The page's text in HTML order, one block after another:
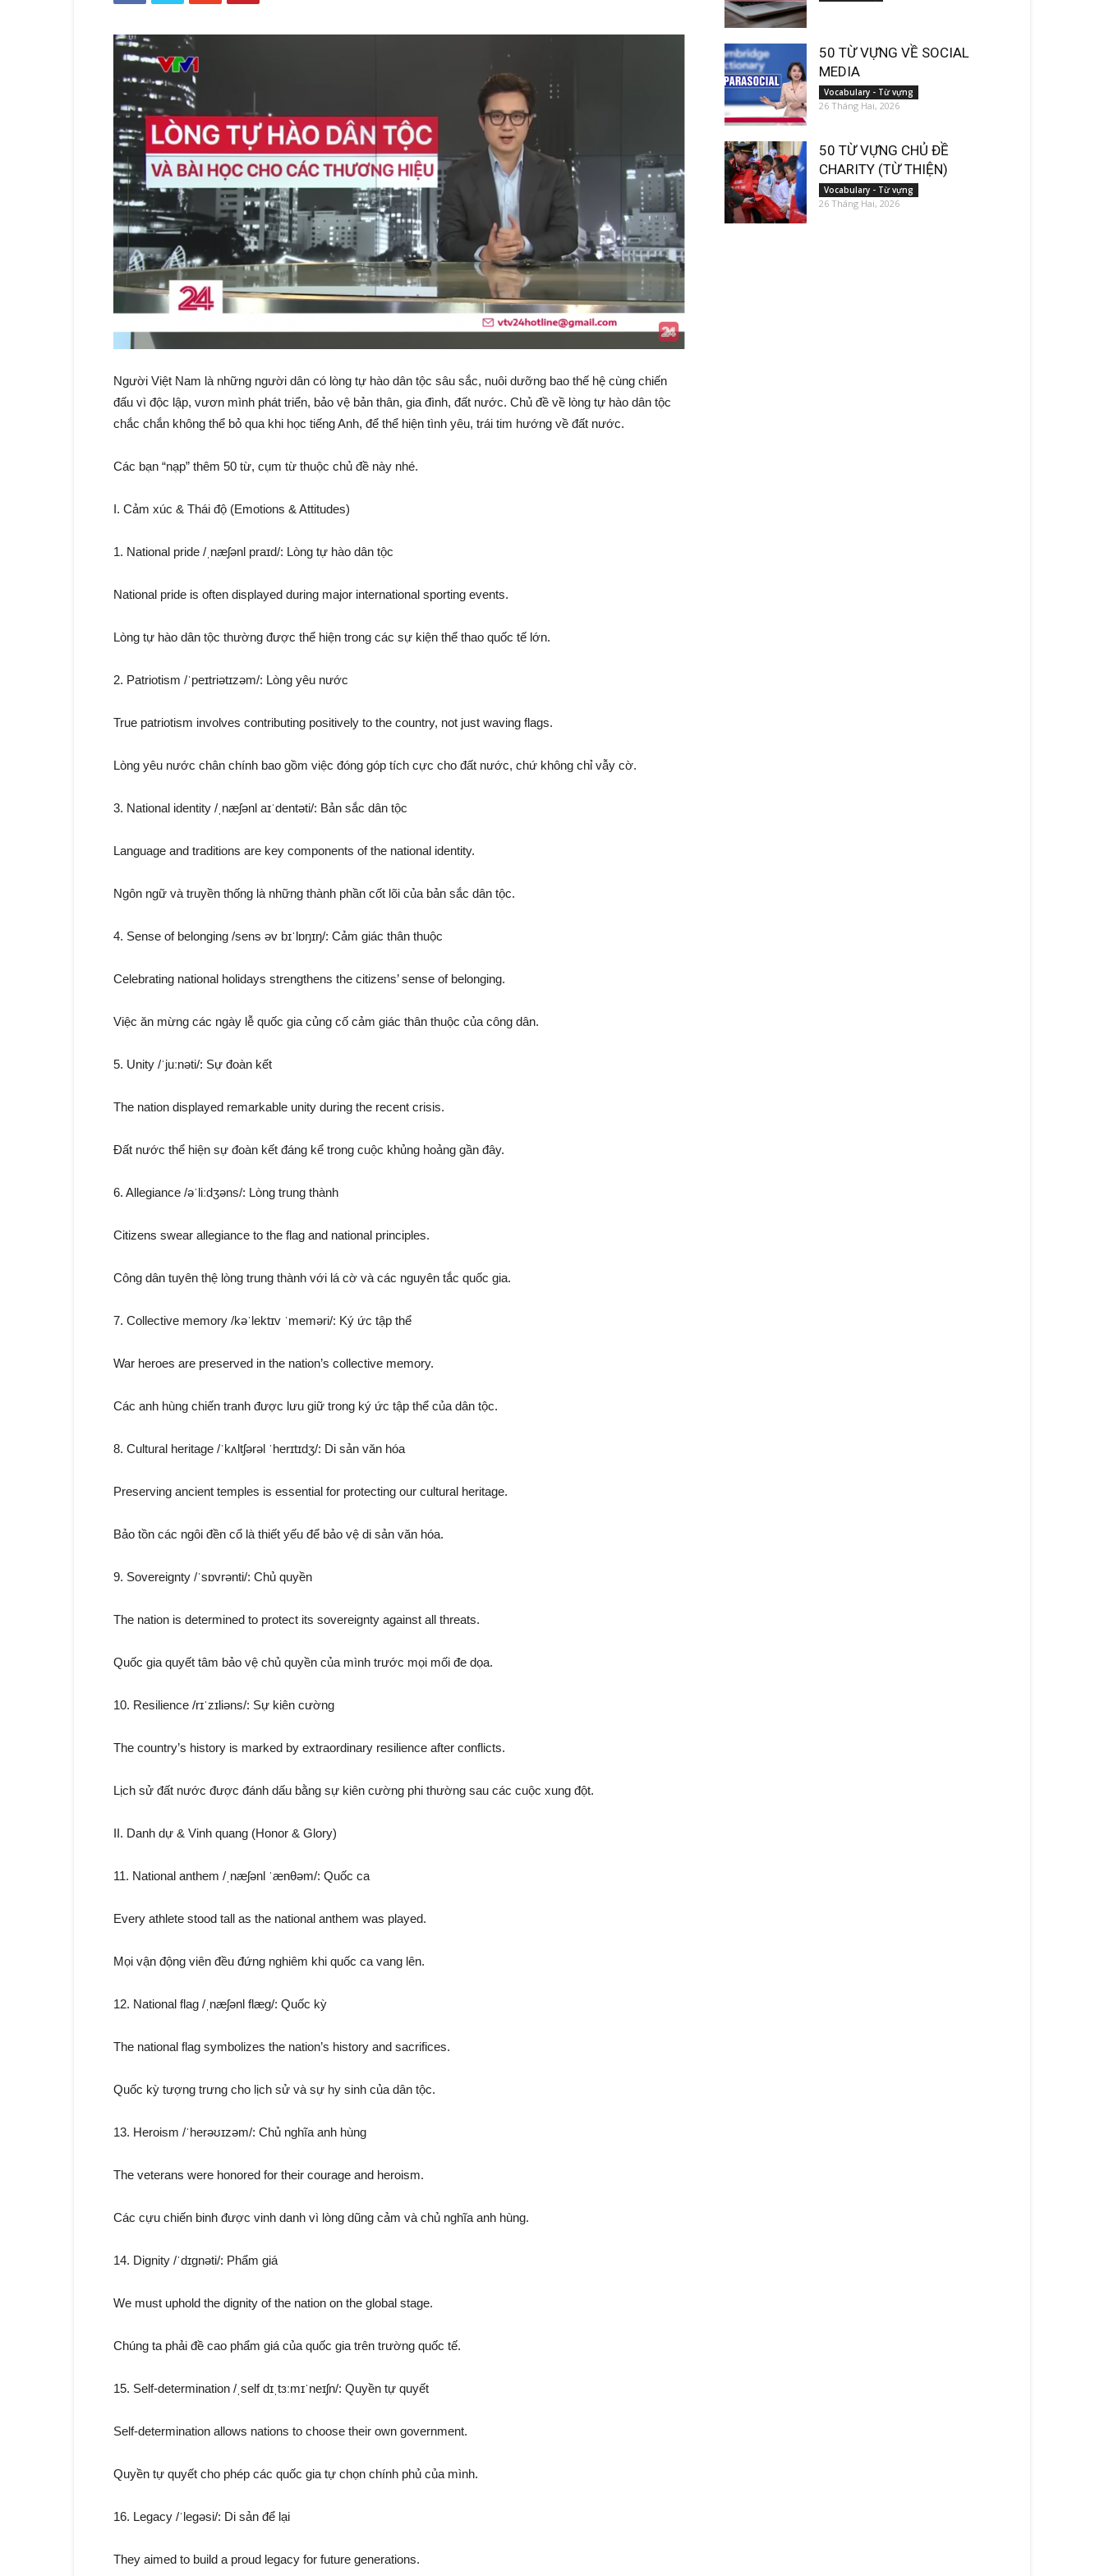
Người Việt Nam là những người dân có lòng tự hào dân tộc sâu sắc, nuôi dưỡng bao thế hệ cùng chiến
đấu vì độc lập, vươn mình phát triển, bảo vệ bản thân, gia đình, đất nước. Chủ đề về lòng tự hào dân tộc
chắc chắn không thể bỏ qua khi học tiếng Anh, để thể hiện tình yêu, trái tim hướng về đất nước.
Các bạn “nạp” thêm 50 từ, cụm từ thuộc chủ đề này nhé.
I. Cảm xúc & Thái độ (Emotions & Attitudes)
1. National pride /ˌnæʃənl praɪd/: Lòng tự hào dân tộc
National pride is often displayed during major international sporting events.
Lòng tự hào dân tộc thường được thể hiện trong các sự kiện thể thao quốc tế lớn.
2. Patriotism /ˈpeɪtriətɪzəm/: Lòng yêu nước
True patriotism involves contributing positively to the country, not just waving flags.
Lòng yêu nước chân chính bao gồm việc đóng góp tích cực cho đất nước, chứ không chỉ vẫy cờ.
3. National identity /ˌnæʃənl aɪˈdentəti/: Bản sắc dân tộc
Language and traditions are key components of the national identity.
Ngôn ngữ và truyền thống là những thành phần cốt lõi của bản sắc dân tộc.
4. Sense of belonging /sens əv bɪˈlɒŋɪŋ/: Cảm giác thân thuộc
Celebrating national holidays strengthens the citizens’ sense of belonging.
Việc ăn mừng các ngày lễ quốc gia củng cố cảm giác thân thuộc của công dân.
5. Unity /ˈjuːnəti/: Sự đoàn kết
The nation displayed remarkable unity during the recent crisis.
Đất nước thể hiện sự đoàn kết đáng kể trong cuộc khủng hoảng gần đây.
6. Allegiance /əˈliːdʒəns/: Lòng trung thành
Citizens swear allegiance to the flag and national principles.
Công dân tuyên thệ lòng trung thành với lá cờ và các nguyên tắc quốc gia.
7. Collective memory /kəˈlektɪv ˈmeməri/: Ký ức tập thể
War heroes are preserved in the nation’s collective memory.
Các anh hùng chiến tranh được lưu giữ trong ký ức tập thể của dân tộc.
8. Cultural heritage /ˈkʌltʃərəl ˈherɪtɪdʒ/: Di sản văn hóa
Preserving ancient temples is essential for protecting our cultural heritage.
Bảo tồn các ngôi đền cổ là thiết yếu để bảo vệ di sản văn hóa.
9. Sovereignty /ˈsɒvrənti/: Chủ quyền
The nation is determined to protect its sovereignty against all threats.
Quốc gia quyết tâm bảo vệ chủ quyền của mình trước mọi mối đe dọa.
10. Resilience /rɪˈzɪliəns/: Sự kiên cường
The country’s history is marked by extraordinary resilience after conflicts.
Lịch sử đất nước được đánh dấu bằng sự kiên cường phi thường sau các cuộc xung đột.
II. Danh dự & Vinh quang (Honor & Glory)
11. National anthem /ˌnæʃənl ˈænθəm/: Quốc ca
Every athlete stood tall as the national anthem was played.
Mọi vận động viên đều đứng nghiêm khi quốc ca vang lên.
12. National flag /ˌnæʃənl flæɡ/: Quốc kỳ
The national flag symbolizes the nation’s history and sacrifices.
Quốc kỳ tượng trưng cho lịch sử và sự hy sinh của dân tộc.
13. Heroism /ˈherəʊɪzəm/: Chủ nghĩa anh hùng
The veterans were honored for their courage and heroism.
Các cựu chiến binh được vinh danh vì lòng dũng cảm và chủ nghĩa anh hùng.
14. Dignity /ˈdɪɡnəti/: Phẩm giá
We must uphold the dignity of the nation on the global stage.
Chúng ta phải đề cao phẩm giá của quốc gia trên trường quốc tế.
15. Self-determination /ˌself dɪˌtɜːmɪˈneɪʃn/: Quyền tự quyết
Self-determination allows nations to choose their own government.
Quyền tự quyết cho phép các quốc gia tự chọn chính phủ của mình.
16. Legacy /ˈleɡəsi/: Di sản để lại
They aimed to build a proud legacy for future generations.
50 TỪ VỰNG VỀ SOCIAL
MEDIA
Vocabulary - Từ vựng
26 Tháng Hai, 2026
50 TỪ VỰNG CHỦ ĐỀ
CHARITY (TỪ THIỆN)
Vocabulary - Từ vựng
26 Tháng Hai, 2026